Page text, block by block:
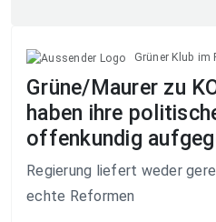
Grüner Klub im
Grüne/Maurer zu
haben ihre
offenkundig
Regierung liefert weder
echte Reformen